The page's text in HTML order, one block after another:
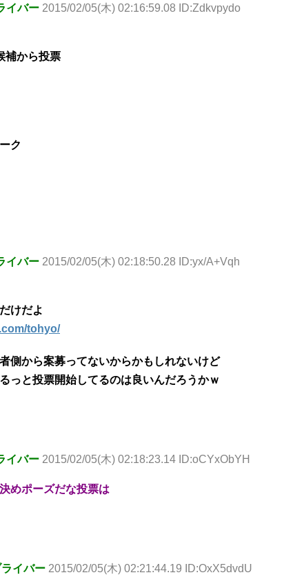
イバー 2015/02/05(木) 02:16:59.08 ID:Zdkvpydo
補から投票
ク
イバー 2015/02/05(木) 02:18:50.28 ID:yx/A+Vqh
けだよ
tohyo/
側から案募ってないからかもしれないけど
っと投票開始してるのは良いんだろうかｗ
イバー 2015/02/05(木) 02:18:23.14 ID:oCYxObYH
めポーズだな投票は
イバー 2015/02/05(木) 02:21:44.19 ID:OxX5dvdU